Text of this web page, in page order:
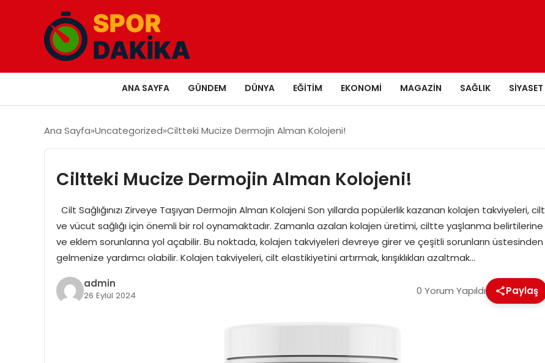
ANA SAYFA GÜNDEM DÜNYA EĞITIM EKONOMI MAGAZIN SAĞLIK SIYASET
Ana Sayfa Uncategorized Ciltteki Mucize Dermojin Alman Kolojeni!
Ciltteki Mucize Dermojin Alman Kolojeni!
Cilt Sağlığınızı Zirveye Taşıyan Dermojin Alman Kolajeni Son yıllarda popülerlik kazanan kolajen takviyeleri, cilt
ve vücut sağlığı için önemli bir rol oynamaktadır. Zamanla azalan kolajen üretimi, ciltte yaşlanma belirtilerine
ve eklem sorunlarına yol açabilir. Bu noktada, kolajen takviyeleri devreye girer ve çeşitli sorunların üstesinden
gelmenize yardımcı olabilir. Kolajen takviyeleri, cilt elastikiyetini artırmak, kırışıklıkları azaltmak…
admin
26 Eylül 2024 0 Yorum Yapıldı Paylaş